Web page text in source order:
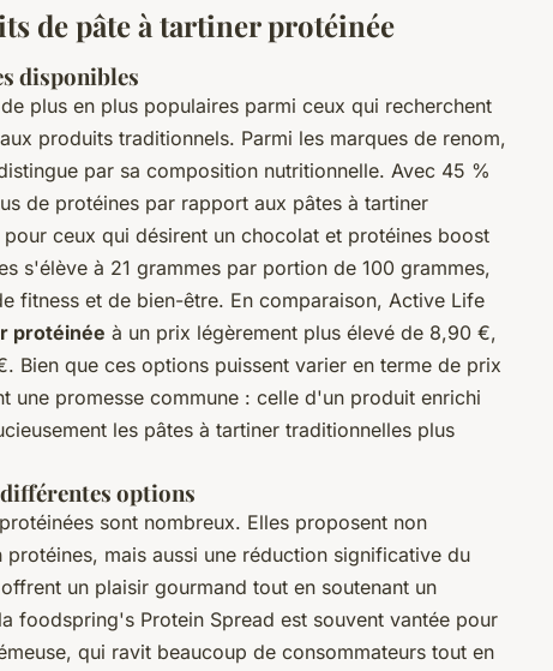
de pâte à tartiner protéinée
disponibles
plus en plus populaires parmi ceux qui recherchent
aux produits traditionnels. Parmi les marques de renom,
par sa composition nutritionnelle. Avec 45 %
de protéines par rapport aux pâtes à tartiner
ceux qui désirent un chocolat et protéines boost
s'élève à 21 grammes par portion de 100 grammes,
fitness et de bien-être. En comparaison, Active Life
protéinée à un prix légèrement plus élevé de 8,90 €,
Bien que ces options puissent varier en terme de prix
une promesse commune : celle d'un produit enrichi
les pâtes à tartiner traditionnelles plus
options
sont nombreux. Elles proposent non
mais aussi une réduction significative du
un plaisir gourmand tout en soutenant un
foodspring's Protein Spread est souvent vantée pour
qui ravit beaucoup de consommateurs tout en